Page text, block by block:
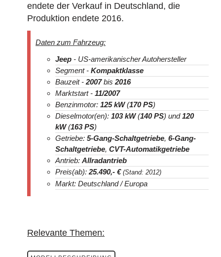
endete der Verkauf in Deutschland, die
Produktion endete 2016.
Daten zum Fahrzeug:
Jeep - US-amerikanischer Autohersteller
Segment - Kompaktklasse
Bauzeit - 2007bis 2016
Marktstart - 11/2007
Benzinmotor: 125 kW(170 PS)
Dieselmotor(en): 103 kW(140 PS) und120
kW(163 PS)
Getriebe: 5-Gang-Schaltgetriebe, 6-Gang-
Schaltgetriebe, CVT-Automatikgetriebe
Antrieb: Allradantrieb
Preis(ab): 25.490,- € (Stand: 2012)
Markt: Deutschland / Europa
Relevante Themen: